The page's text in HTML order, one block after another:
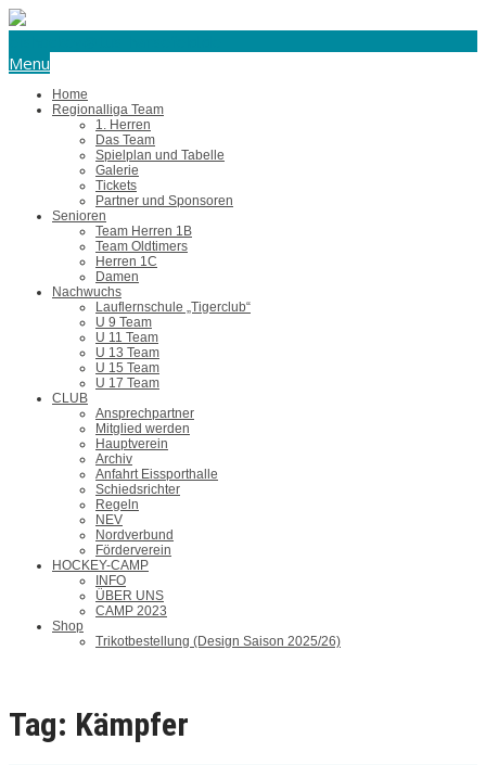
Menu
Home
Regionalliga Team
1. Herren
Das Team
Spielplan und Tabelle
Galerie
Tickets
Partner und Sponsoren
Senioren
Team Herren 1B
Team Oldtimers
Herren 1C
Damen
Nachwuchs
Lauflernschule „Tigerclub“
U 9 Team
U 11 Team
U 13 Team
U 15 Team
U 17 Team
CLUB
Ansprechpartner
Mitglied werden
Hauptverein
Archiv
Anfahrt Eissporthalle
Schiedsrichter
Regeln
NEV
Nordverbund
Förderverein
HOCKEY-CAMP
INFO
ÜBER UNS
CAMP 2023
Shop
Trikotbestellung (Design Saison 2025/26)
Tag: Kämpfer